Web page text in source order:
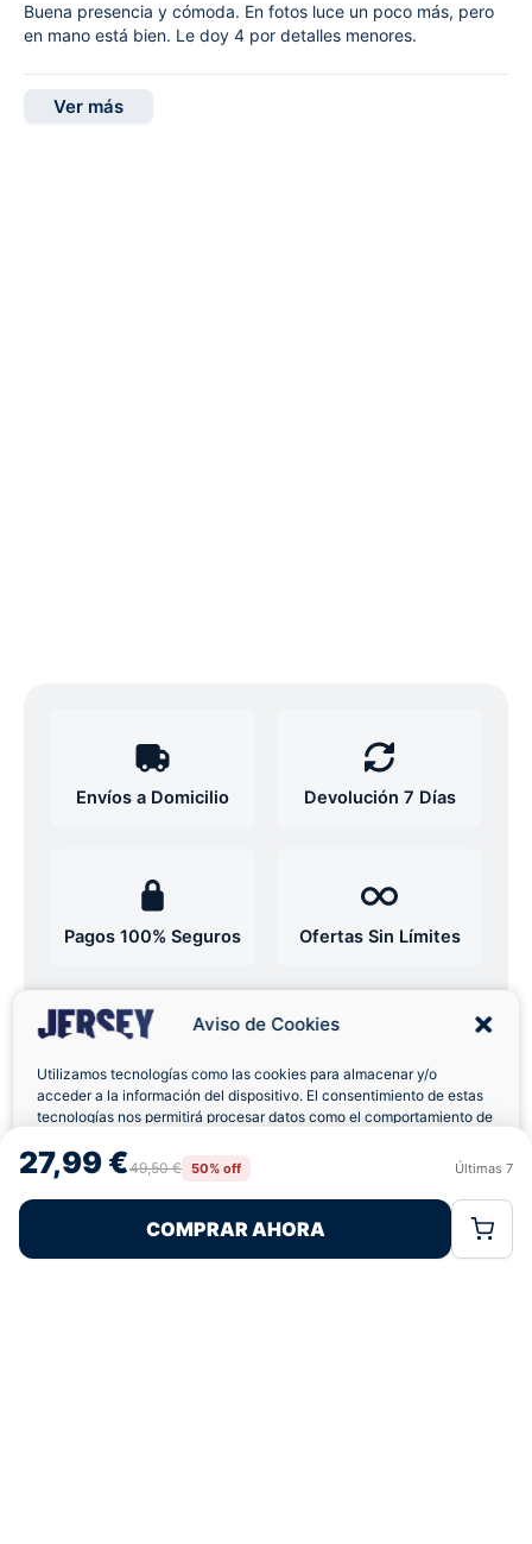
Aviso de Cookies
Utilizamos tecnologías como las cookies para almacenar y/o
acceder a la información del dispositivo. El consentimiento de estas
tecnologías nos permitirá procesar datos como el comportamiento de
retirar el consentimiento, puede afectar negativamente a ciertas
características y funciones.
Rechazar
Política de CookiesPolítica de Privacidad
27,99 €49,50 € 50% off Últimas 7
COMPRAR AHORA
Buena presencia y cómoda. En fotos luce un poco más, pero
en mano está bien. Le doy 4 por detalles menores.
Ver más
Envíos a Domicilio Devolución 7 Días
Pagos 100% Seguros Ofertas Sin Límites
★★★★★ 4,8 basado en 12+ reseñas
¿Tienes dudas con la talla o el envío?